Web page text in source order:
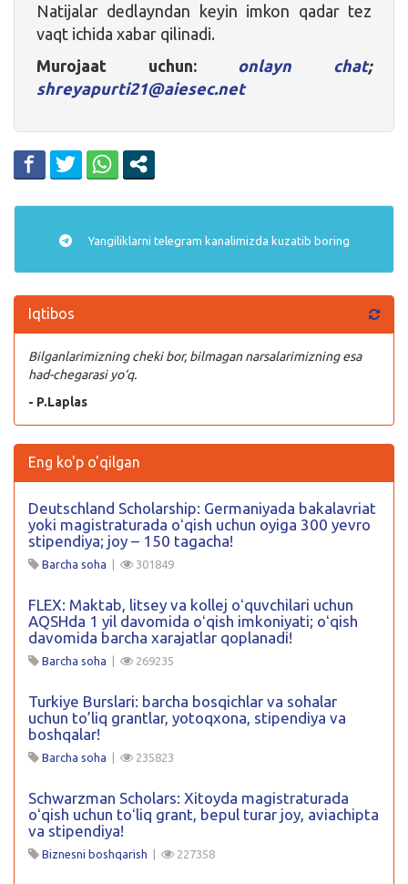
Natijalar dedlayndan keyin imkon qadar tez
vaqt ichida xabar qilinadi.
Murojaat uchun: onlayn chat;
shreyapurti21@aiesec.net
Yangiliklarni telegram kanalimizda kuzatib boring
Iqtibos
Bilganlarimizning cheki bor, bilmagan narsalarimizning esa
had-chegarasi yo‘q.
- P.Laplas
Eng ko'p o'qilgan
Deutschland Scholarship: Germaniyada bakalavriat
yoki magistraturada oʻqish uchun oyiga 300 yevro
stipendiya; joy – 150 tagacha!
Barcha soha | 301849
FLEX: Maktab, litsey va kollej oʻquvchilari uchun
AQSHda 1 yil davomida oʻqish imkoniyati; oʻqish
davomida barcha xarajatlar qoplanadi!
Barcha soha | 269235
Turkiye Burslari: barcha bosqichlar va sohalar
uchun to’liq grantlar, yotoqxona, stipendiya va
boshqalar!
Barcha soha | 235823
Schwarzman Scholars: Xitoyda magistraturada
oʻqish uchun toʻliq grant, bepul turar joy, aviachipta
va stipendiya!
Biznesni boshqarish | 227358